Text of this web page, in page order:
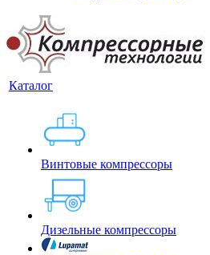
Каталог
Винтовые компрессоры
Дизельные компрессоры